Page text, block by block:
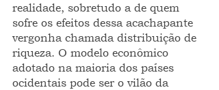
realidade, sobretudo a de quem
sofre os efeitos dessa acachapante
vergonha chamada distribuição de
riqueza. O modelo econômico
adotado na maioria dos países
ocidentais pode ser o vilão da